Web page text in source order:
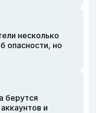
несколько
опасности, но
берутся
и